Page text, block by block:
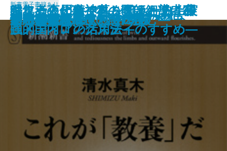
性愛英語の基礎知識
編集者の仕事―本の魂は細部に宿
る―
エコ亡国論
秘密諜報員ベートーヴェン
眠れぬ夜の精神科―医師と患者20
の対話―
仕事で成長したい5％の日本人へ
歴史を動かしたプレゼン
女は男の指を見る
中国共産党を作った13人
日韓がタブーにする半島の歴史
新書電子書籍あり
これが「教養」だ
ヤフートピックスを狙え―史上最
強メディアの活用法―
ツキの波
衆愚の時代
小布施 まちづくりの奇跡
信念を貫く
ちょっと田舎で暮してみたら―実
践的国内ロングステイのすすめ―
お坊さんが隠すお寺の話
ん―日本語最後の謎に挑む―
アホの壁